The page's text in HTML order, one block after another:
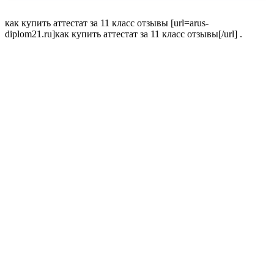
как купить аттестат за 11 класс отзывы [url=arus-
diplom21.ru]как купить аттестат за 11 класс отзывы[/url] .